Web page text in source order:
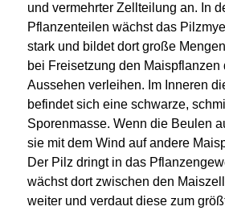
und vermehrter Zellteilung an. In
Pflanzenteilen wächst das
stark und bildet dort große
bei Freisetzung den Maispflanzen
Aussehen verleihen. I m Inneren
befindet sich eine schwarze,
Sporenmasse. Wenn die Beulen
sie mit dem Wind auf andere
Der Pilz dringt in das
wächst dort zwischen den
weiter und verdaut diese zum